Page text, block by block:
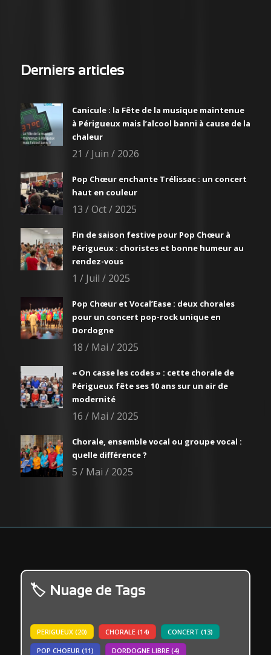
Derniers articles
Canicule : la Fête de la musique maintenue
à Périgueux mais l’alcool banni à cause de la
chaleur
21 / Juin / 2026
Pop Chœur enchante Trélissac : un concert
haut en couleur
13 / Oct / 2025
Fin de saison festive pour Pop Chœur à
Périgueux : choristes et bonne humeur au
rendez-vous
1 / Juil / 2025
Pop Chœur et Vocal’Ease : deux chorales
pour un concert pop-rock unique en
Dordogne
18 / Mai / 2025
« On casse les codes » : cette chorale de
Périgueux fête ses 10 ans sur un air de
modernité
16 / Mai / 2025
Chorale, ensemble vocal ou groupe vocal :
quelle différence ?
5 / Mai / 2025
Nuage de Tags
PERIGUEUX (20) CHORALE (14) CONCERT (13)
POP CHOEUR (11) DORDOGNE LIBRE (4)